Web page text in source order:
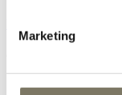
Marketing
Vegan